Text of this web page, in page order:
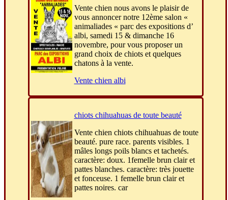
Vente chien nous avons le plaisir de
vous annoncer notre 12ème salon «
animaliades « parc des expositions d’
albi, samedi 15 & dimanche 16
novembre, pour vous proposer un
grand choix de chiots et quelques
chatons à la vente.
Vente chien albi
chiots chihuahuas de toute beauté
Vente chien chiots chihuahuas de toute
beauté. pure race. parents visibles. 1
mâles longs poils blancs et tachetés.
caractère: doux. 1femelle brun clair et
pattes blanches. caractère: très jouette
et fonceuse. 1 femelle brun clair et
pattes noires. car